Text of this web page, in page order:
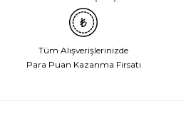
Tüm Alışverişlerinizde
Para Puan Kazanma Fırsatı